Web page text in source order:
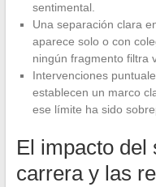
sentimental.
Una separación clara
aparece solo o con
ningún fragmento filtra
Intervenciones
establecen un marco
ese límite ha sido
El impacto del
carrera y las